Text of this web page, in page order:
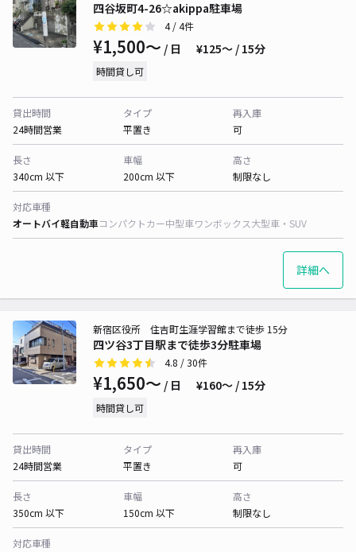
四谷坂町4-26☆akippa駐車場
4/ 4件
¥1,500〜 / 日 ¥125〜 / 15分
時間貸し可
貸出時間
24時間営業
タイプ
平置き
再入庫
可
長さ
340cm 以下
車幅
200cm 以下
高さ
制限なし
対応車種
オートバイ軽自動車コンパクトカー中型車ワンボックス大型車・SUV
詳細へ
四ツ谷3丁目駅まで徒歩3分駐車場
新宿区役所 住吉町生涯学習館まで徒歩 15分
4.8 / 30件
¥1,650〜 / 日 ¥160〜 / 15分
時間貸し可
貸出時間
24時間営業
タイプ
平置き
再入庫
可
長さ
350cm 以下
車幅
150cm 以下
高さ
制限なし
対応車種